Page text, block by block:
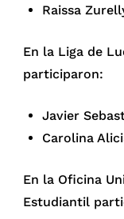
Raissa
En la Liga de
participaron:
Javier
Carolina
En la Oficina
Estudiantil